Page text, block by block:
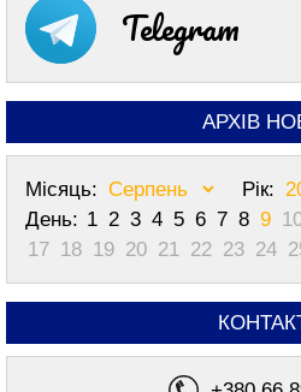
Telegram
АРХІВ
Місяць:
Рік:
День: 1 2 3 4 5 6 7 8 9
17 18 19 20 21 22 23 24